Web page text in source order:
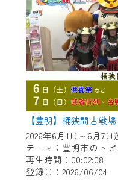
【豊明】桶狭間古戦
2026年6月1日～6月7日
テーマ：豊明市のト
再生時間：00:02:08
登録日：2026/06/04